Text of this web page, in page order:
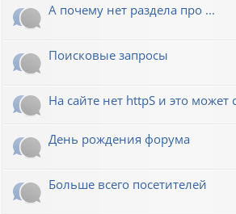
А почему нет раздела про ...
Поисковые запросы
На сайте нет httpS и это может
День рождения форума
Больше всего посетителей